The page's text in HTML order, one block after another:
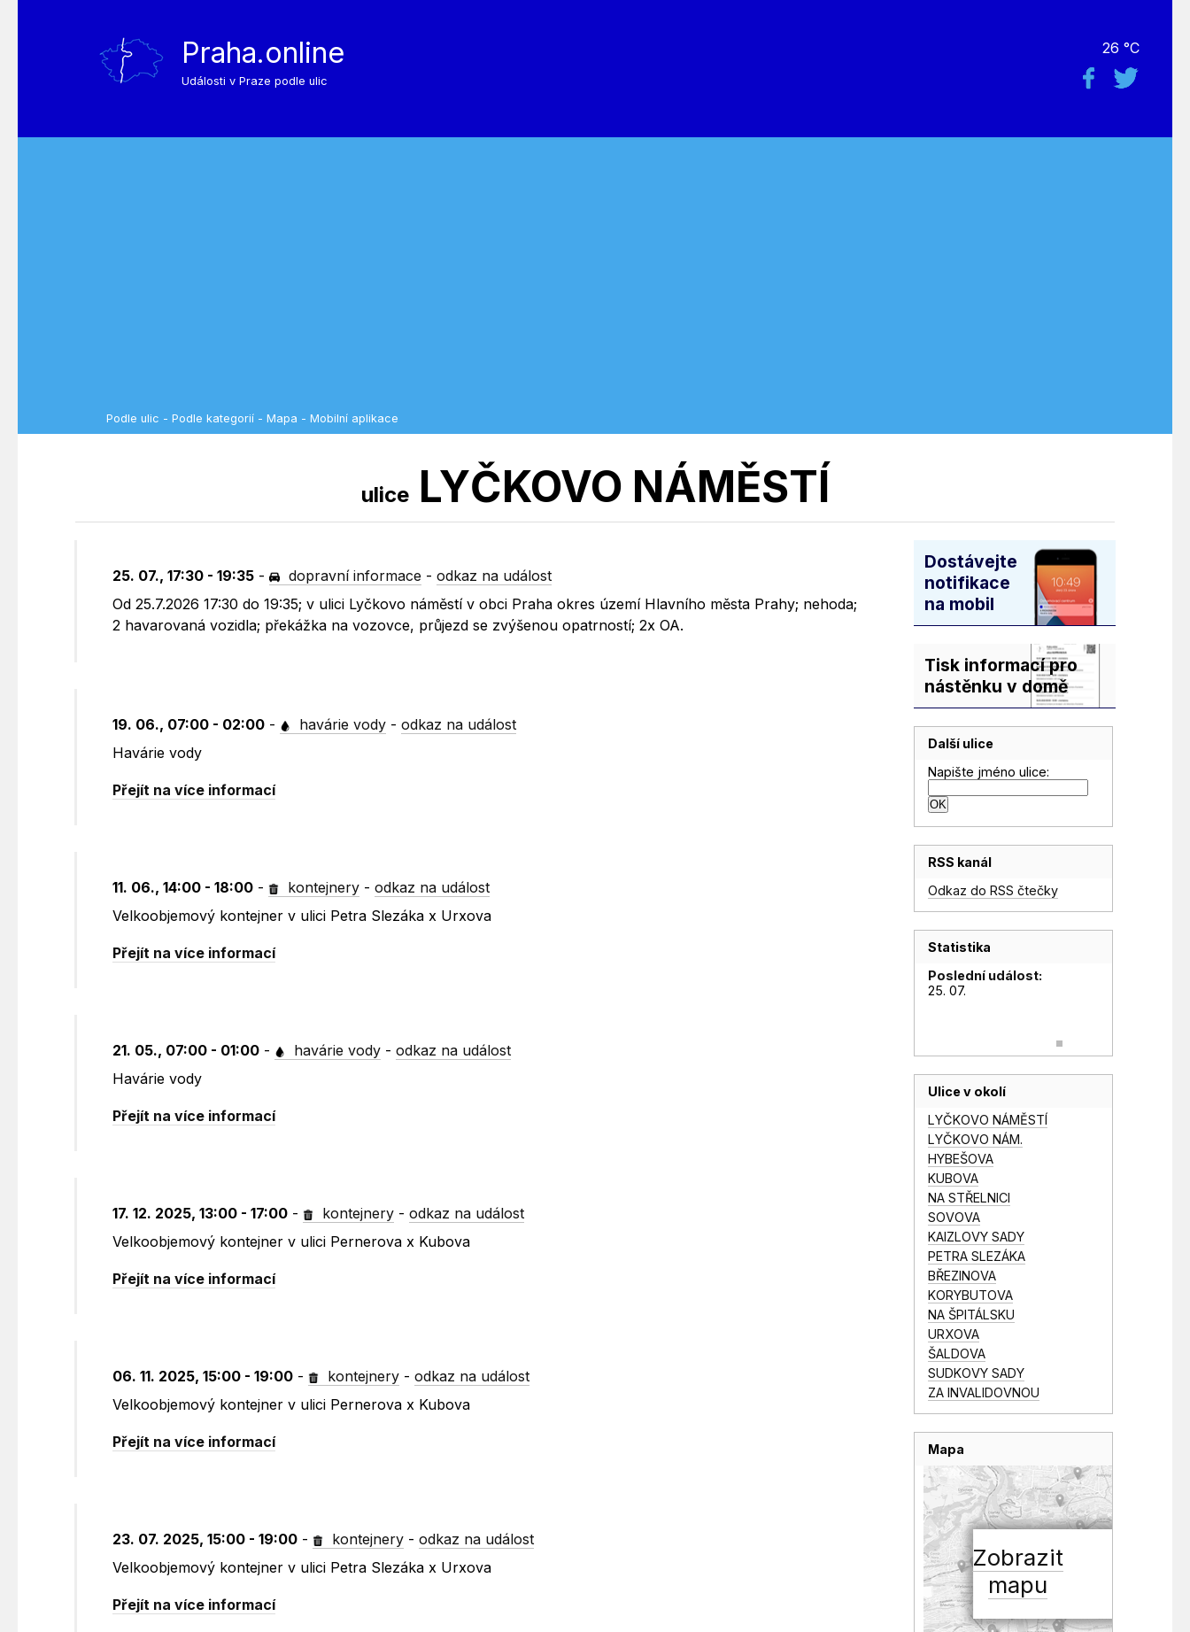
Praha.online
Události v Praze podle ulic
26 °C
Podle ulic - Podle kategorií - Mapa - Mobilní aplikace
uliceLYČKOVO NÁMĚSTÍ
25. 07., 17:30 - 19:35 - dopravní informace -odkaz na událost
Od 25.7.2026 17:30 do 19:35; v ulici Lyčkovo náměstí v obci Praha okres území Hlavního města Prahy; nehoda;
2 havarovaná vozidla; překážka na vozovce, průjezd se zvýšenou opatrností; 2x OA.
19. 06., 07:00 - 02:00 - havárie vody -odkaz na událost
Havárie vody
Přejít na více informací
11. 06., 14:00 - 18:00 - kontejnery -odkaz na událost
Velkoobjemový kontejner v ulici Petra Slezáka x Urxova
Přejít na více informací
21. 05., 07:00 - 01:00 - havárie vody -odkaz na událost
Havárie vody
Přejít na více informací
17. 12. 2025, 13:00 - 17:00 - kontejnery -odkaz na událost
Velkoobjemový kontejner v ulici Pernerova x Kubova
Přejít na více informací
06. 11. 2025, 15:00 - 19:00 - kontejnery -odkaz na událost
Velkoobjemový kontejner v ulici Pernerova x Kubova
Přejít na více informací
23. 07. 2025, 15:00 - 19:00 - kontejnery -odkaz na událost
Velkoobjemový kontejner v ulici Petra Slezáka x Urxova
Přejít na více informací
Dostávejte
notifikace
na mobil
Tisk informací pro
nástěnku v domě
Další ulice
Napište jméno ulice:
RSS kanál
Odkaz do RSS čtečky
Statistika
Poslední událost:
25. 07.
Ulice v okolí
LYČKOVO NÁMĚSTÍ
LYČKOVO NÁM.
HYBEŠOVA
KUBOVA
NA STŘELNICI
SOVOVA
KAIZLOVY SADY
PETRA SLEZÁKA
BŘEZINOVA
KORYBUTOVA
NA ŠPITÁLSKU
URXOVA
ŠALDOVA
SUDKOVY SADY
ZA INVALIDOVNOU
Mapa
Zobrazit
mapu